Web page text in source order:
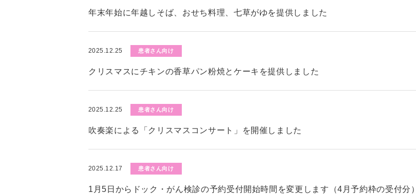
年末年始に年越しそば、おせち料理、七草がゆを提供しました
2025.12.25 患者さん向け
クリスマスにチキンの香草パン粉焼とケーキを提供しました
2025.12.25 患者さん向け
吹奏楽による「クリスマスコンサート」を開催しました
2025.12.17 患者さん向け
1月5日からドック・がん検診の予約受付開始時間を変更します（4月予約枠の受付分）